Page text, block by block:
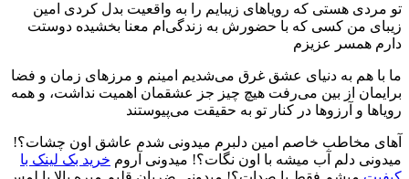
تو مردی هستی که رویاهای زیبایم را به واقعیت بدل کردی امین
زیبای من کسی که با حضورش به زندگی‌ام معنا بخشیده دوستت
دارم همسر عزیزم
ما با هم به دنیای عشق غرق می‌شدیم امینم و مرزهای زمان و فضا
برایمان از بین می‌رفت هیچ چیز جز عشقمان اهمیت نداشت، و همه
رویاها و آرزوها در کنار تو به حقیقت می‌پیوستند
آهای مخاطب خاصم امین دلبرم میدونی شدم عاشق اون چشات؟!
میدونی دلم آب میشه با اون نگات؟! میدونی آروم خرید بک لینک با